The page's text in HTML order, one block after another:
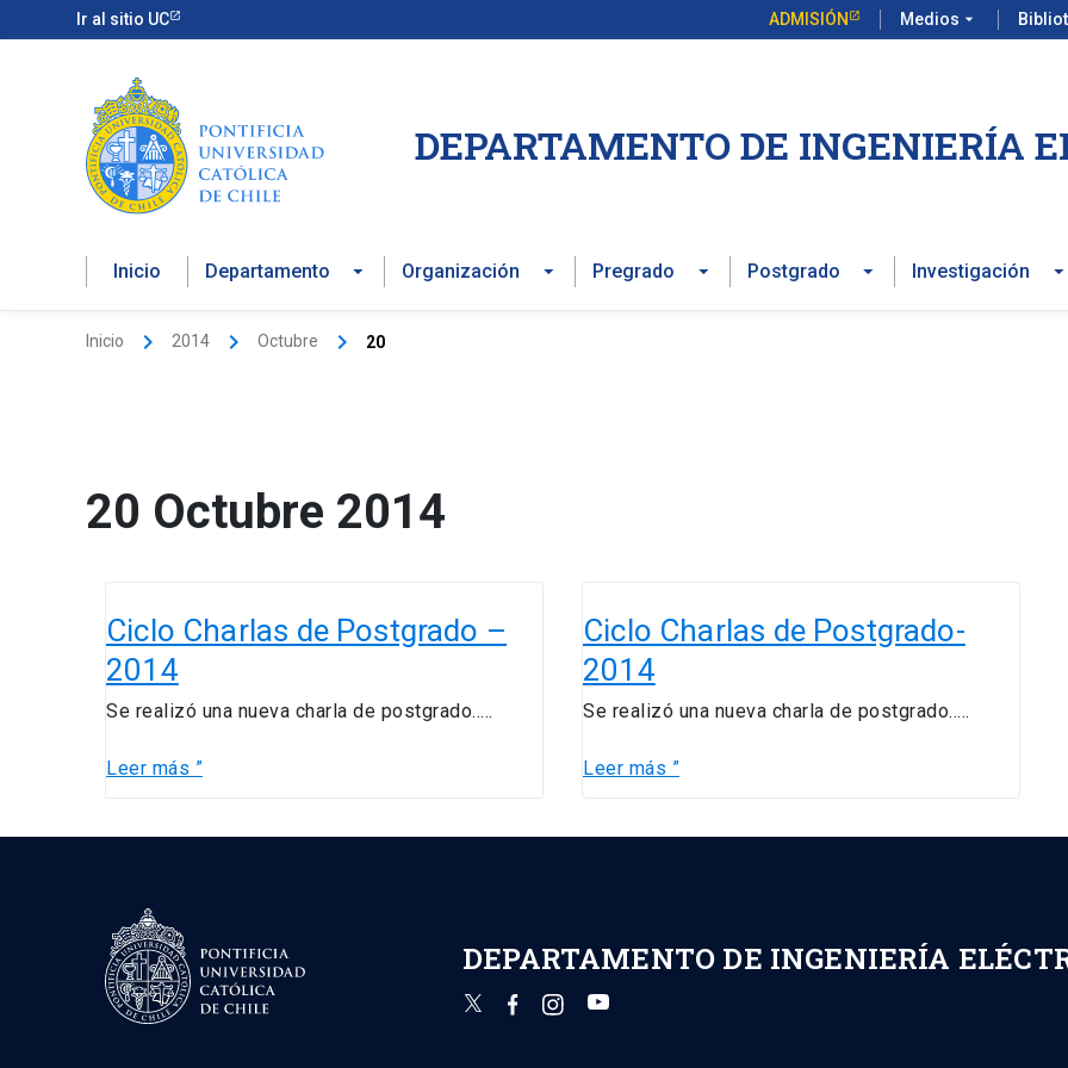
al
Ir al sitio UC ADMISIÓN Medios arrow_drop_down
DEPARTAMENTO DE INGENIERÍA
Inicio Departamento Organización Pregrado Postgrado Investigación
Inicio 2014 Octubre 20
20 Octubre 2014
Ciclo Charlas de Postgrado –
2014
Se realizó una nueva charla de postgrado…..
Charlas
de
Postgrado
–
Leer más ”
Ciclo Charlas de Postgrado-
2014
Se realizó una nueva charla de postgrado…..
Charlas
de
Postgrado-
2014
Leer más ”
DEPARTAMENTO DE INGENIERÍA